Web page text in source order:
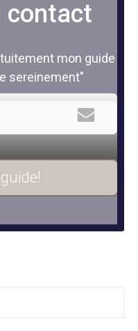
contact
mon guide
sereinement"